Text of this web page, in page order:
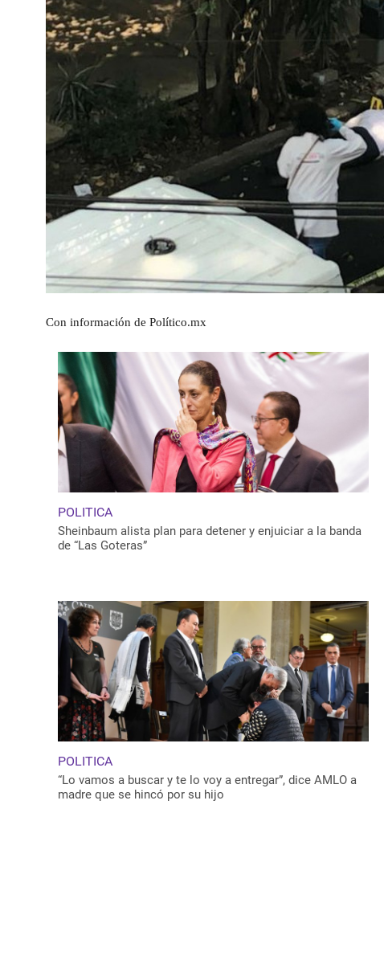
Con información de Político.mx
POLITICA
Sheinbaum alista plan para detener y enjuiciar a la banda
de “Las Goteras”
POLITICA
“Lo vamos a buscar y te lo voy a entregar”, dice AMLO a
madre que se hincó por su hijo